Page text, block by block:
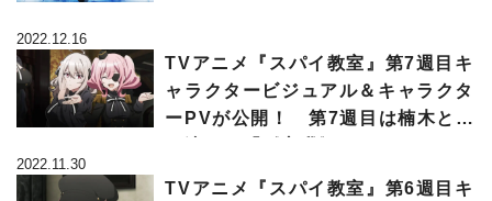
2022.12.16
TVアニメ『スパイ教室』第7週目キ
ャラクタービジュアル＆キャラクタ
ーPVが公開！ 第7週目は楠木とも
2022.11.30
TVアニメ『スパイ教室』第6週目キ